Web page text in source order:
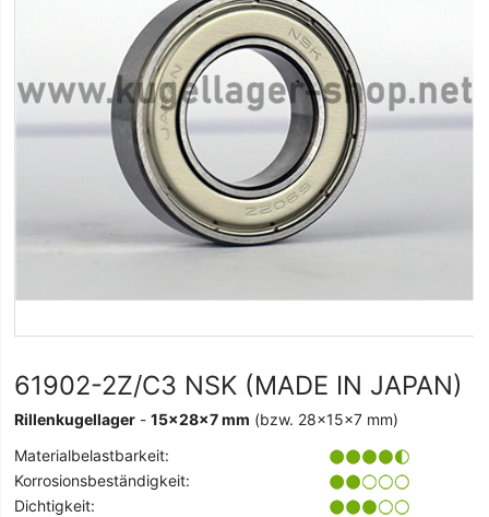
61902-2Z/C3 NSK (MADE IN JAPAN)
Rillenkugellager -15x28x7 mm (bzw. 28x15x7 mm)
Materialbelastbarkeit:
Korrosionsbeständigkeit:
Dichtigkeit: